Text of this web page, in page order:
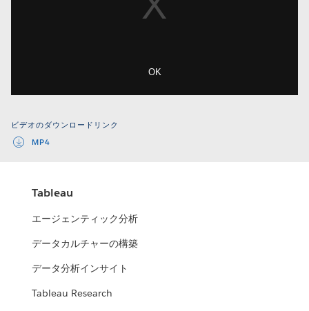
OK
ビデオのダウンロードリンク
MP4
Tableau
エージェンティック分析
データカルチャーの構築
データ分析インサイト
Tableau Research